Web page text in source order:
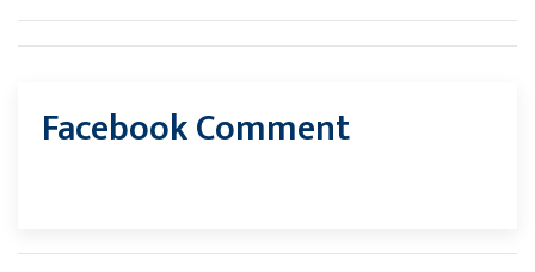
Facebook Comment